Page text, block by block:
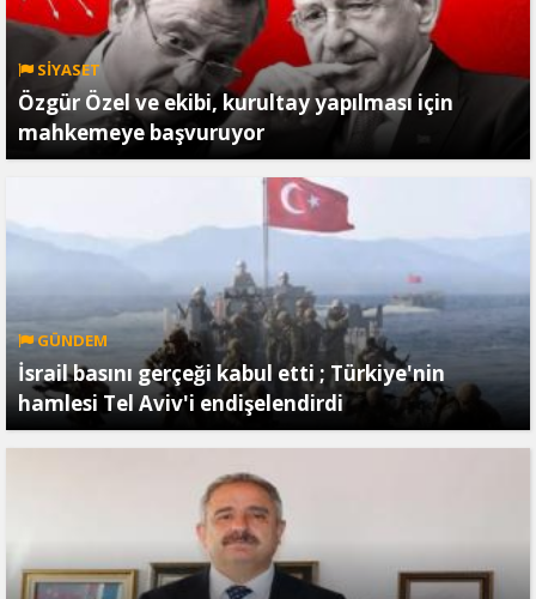
SİYASET
Özgür Özel ve ekibi, kurultay yapılması için
mahkemeye başvuruyor
GÜNDEM
İsrail basını gerçeği kabul etti ; Türkiye'nin
hamlesi Tel Aviv'i endişelendirdi